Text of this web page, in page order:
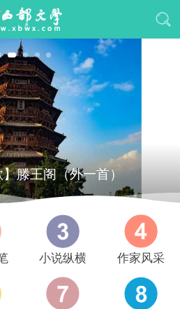
】滕王阁（外一首）
小说纵横 作家风采